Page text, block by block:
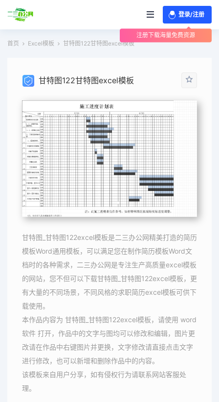
登录/注册
注册下载海量免费资源
首页
Excel模板 甘特图122甘特图excel模板
甘特图122甘特图excel模板
甘特图_甘特图122excel模板是二三办公网精美打造的简历
模板Word通用模板，可以满足您在制作简历模板Word文
档时的各种需求，二三办公网是专注生产高质量excel模板
的网站，您不但可以下载甘特图_甘特图122excel模板，更
有大量的不同场景，不同风格的求职简历excel模板可供下
载使用。
本作品内容为 甘特图_甘特图122excel模板，请使用 word
软件 打开，作品中的文字与图均可以修改和编辑，图片更
改请在作品中右键图片并更换，文字修改请直接点击文字
进行修改，也可以新增和删除作品中的内容。
该模板来自用户分享，如有侵权行为请联系网站客服处
理。